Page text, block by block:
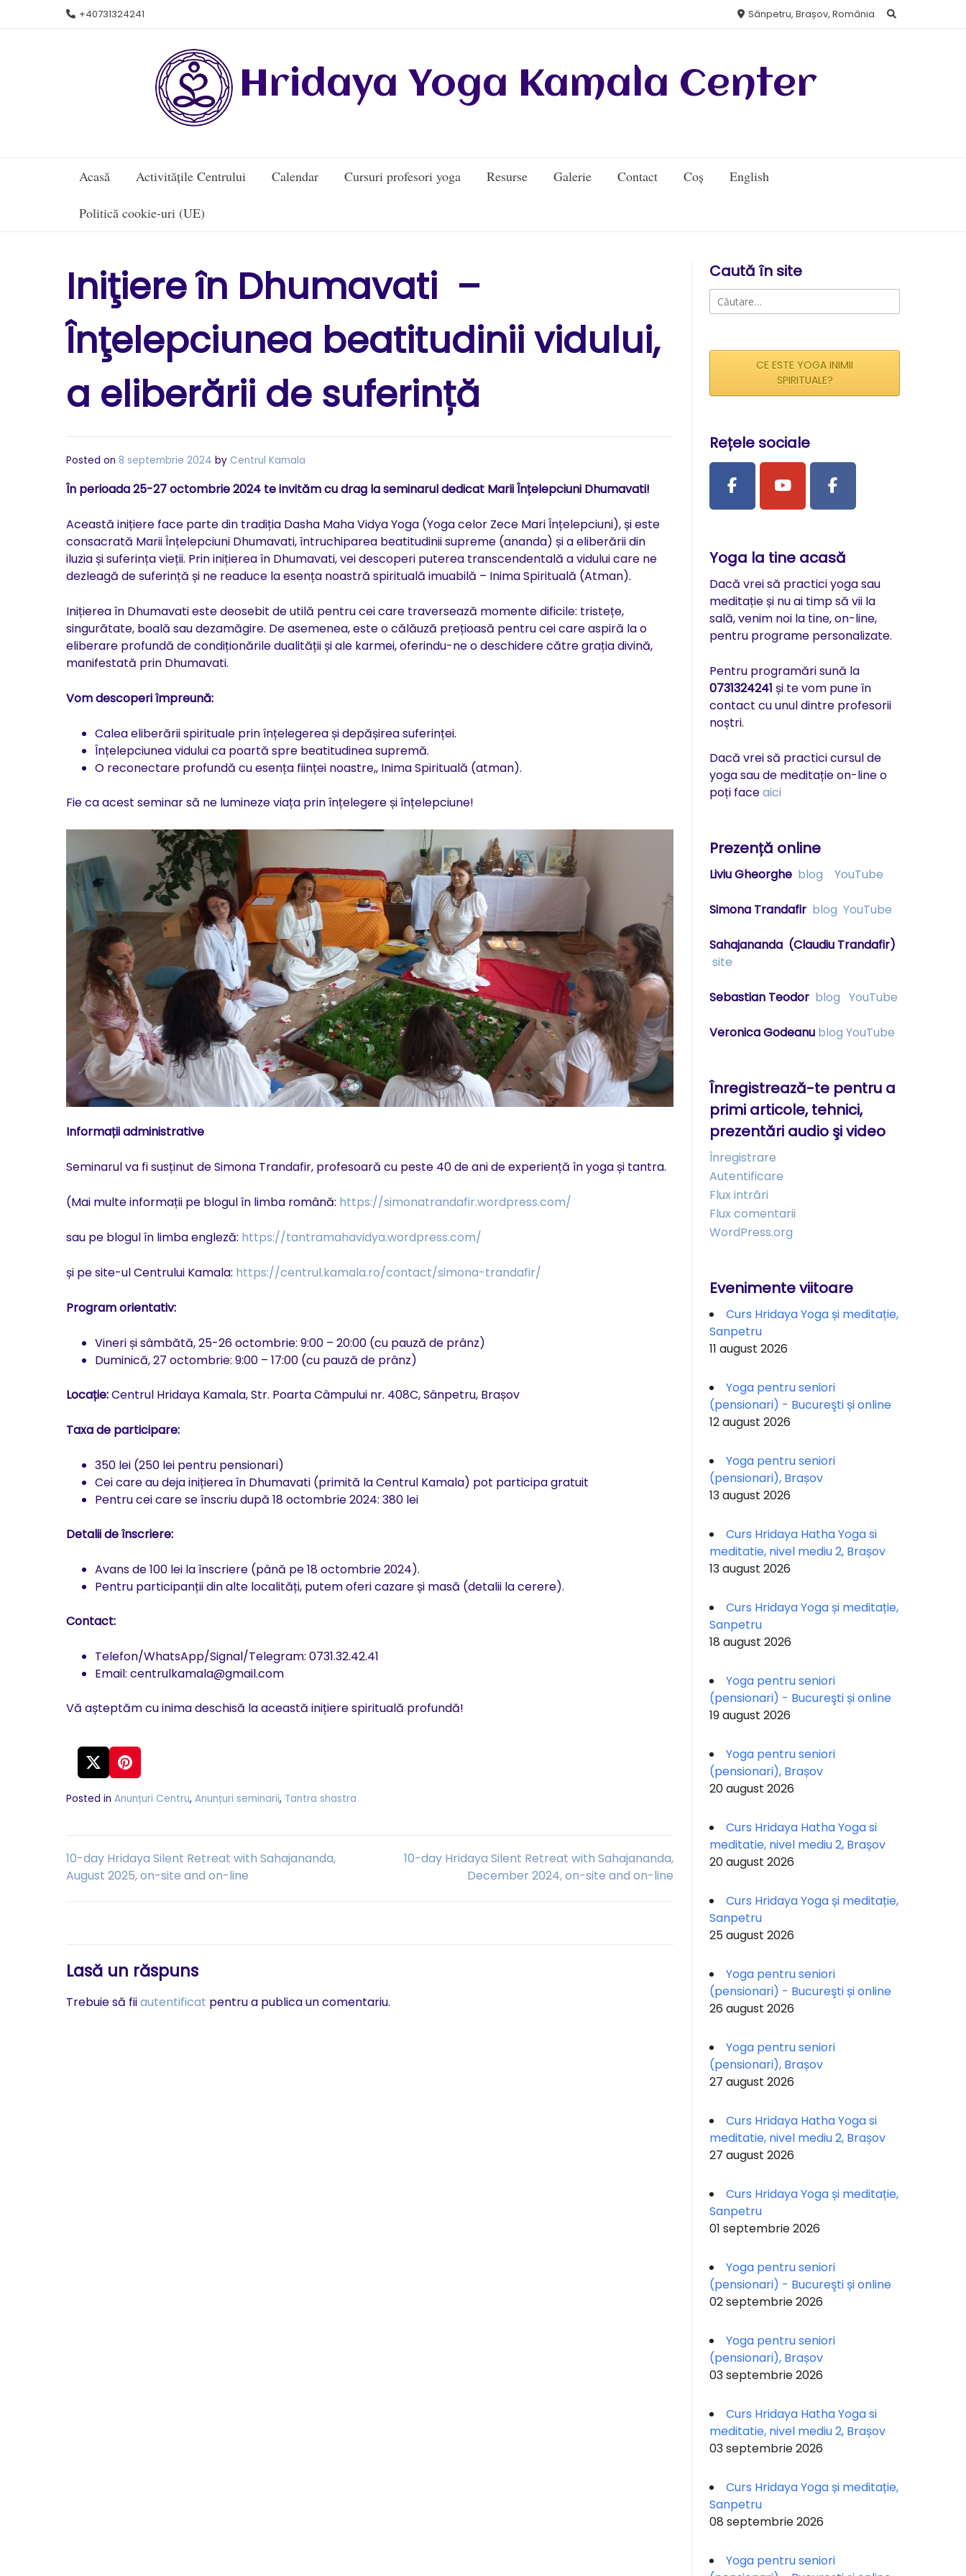
+40731324241 Sânpetru, Brașov, România
Hridaya Yoga Kamala Center
Acasă Activitățile Centrului Calendar Cursuri profesori yoga Resurse Galerie Contact Coș English
Politică cookie-uri (UE)
Iniţiere în Dhumavati –
Înţelepciunea beatitudinii vidului,
a eliberării de suferință
Posted on 8 septembrie 2024 by Centrul Kamala
În perioada 25-27 octombrie 2024 te invităm cu drag la seminarul dedicat Marii Înțelepciuni Dhumavati!
Această inițiere face parte din tradiția Dasha Maha Vidya Yoga (Yoga celor Zece Mari Înțelepciuni), și este
consacrată Marii Înțelepciuni Dhumavati, întruchiparea beatitudinii supreme (ananda) și a eliberării din
iluzia și suferința vieții. Prin inițierea în Dhumavati, vei descoperi puterea transcendentală a vidului care ne
dezleagă de suferință și ne readuce la esența noastră spirituală imuabilă – Inima Spirituală (Atman).
Inițierea în Dhumavati este deosebit de utilă pentru cei care traversează momente dificile: tristețe,
singurătate, boală sau dezamăgire. De asemenea, este o călăuză prețioasă pentru cei care aspiră la o
eliberare profundă de condiționările dualității și ale karmei, oferindu-ne o deschidere către grația divină,
manifestată prin Dhumavati.
Vom descoperi împreună:
Calea eliberării spirituale prin înțelegerea și depășirea suferinței.
Înțelepciunea vidului ca poartă spre beatitudinea supremă.
O reconectare profundă cu esența ființei noastre,, Inima Spirituală (atman).
Fie ca acest seminar să ne lumineze viața prin înțelegere și înțelepciune!
Informații administrative
Seminarul va fi susținut de Simona Trandafir, profesoară cu peste 40 de ani de experiență în yoga și tantra.
(Mai multe informații pe blogul în limba română: https://simonatrandafir.wordpress.com/
sau pe blogul în limba engleză: https://tantramahavidya.wordpress.com/
și pe site-ul Centrului Kamala: https://centrul.kamala.ro/contact/simona-trandafir/
Program orientativ:
Vineri și sâmbătă, 25-26 octombrie: 9:00 – 20:00 (cu pauză de prânz)
Duminică, 27 octombrie: 9:00 – 17:00 (cu pauză de prânz)
Locație:Centrul Hridaya Kamala, Str. Poarta Câmpului nr. 408C, Sânpetru, Brașov
Taxa de participare:
350 lei (250 lei pentru pensionari)
Cei care au deja inițierea în Dhumavati (primită la Centrul Kamala) pot participa gratuit
Pentru cei care se înscriu după 18 octombrie 2024: 380 lei
Detalii de înscriere:
Avans de 100 lei la înscriere (până pe 18 octombrie 2024).
Pentru participanții din alte localități, putem oferi cazare și masă (detalii la cerere).
Contact:
Telefon/WhatsApp/Signal/Telegram: 0731.32.42.41
Email: centrulkamala@gmail.com
Vă așteptăm cu inima deschisă la această inițiere spirituală profundă!
Posted in Anunțuri Centru, Anunțuri seminarii, Tantra shastra
Navigare
10-day Hridaya Silent Retreat with Sahajananda,
August 2025, on-site and on-line
10-day Hridaya Silent Retreat with Sahajananda,
December 2024, on-site and on-line
Lasă un răspuns
Trebuie să fiiautentificat pentru a publica un comentariu.
Caută în site
Caută
după:
CE ESTE YOGA INIMII
SPIRITUALE?
Rețele sociale
Yoga la tine acasă
Dacă vrei să practici yoga sau
meditație și nu ai timp să vii la
sală, venim noi la tine, on-line,
pentru programe personalizate.
Pentru programări sună la
0731324241 și te vom pune în
contact cu unul dintre profesorii
noștri.
Dacă vrei să practici cursul de
yoga sau de meditație on-line o
poți faceaici
Prezență online
Liviu Gheorghe blog YouTube
Simona Trandafir blog YouTube
Sahajananda (Claudiu Trandafir)
site
Sebastian Teodor blog YouTube
Veronica Godeanu blog YouTube
Înregistrează-te pentru a
primi articole, tehnici,
prezentări audio şi video
Înregistrare
Autentificare
Flux intrări
Flux comentarii
WordPress.org
Evenimente viitoare
Curs Hridaya Yoga și meditație,
Sanpetru
11 august 2026
Yoga pentru seniori
(pensionari) - Bucureşti și online
12 august 2026
Yoga pentru seniori
(pensionari), Brașov
13 august 2026
Curs Hridaya Hatha Yoga si
meditatie, nivel mediu 2, Brașov
13 august 2026
Curs Hridaya Yoga și meditație,
Sanpetru
18 august 2026
Yoga pentru seniori
(pensionari) - Bucureşti și online
19 august 2026
Yoga pentru seniori
(pensionari), Brașov
20 august 2026
Curs Hridaya Hatha Yoga si
meditatie, nivel mediu 2, Brașov
20 august 2026
Curs Hridaya Yoga și meditație,
Sanpetru
25 august 2026
Yoga pentru seniori
(pensionari) - Bucureşti și online
26 august 2026
Yoga pentru seniori
(pensionari), Brașov
27 august 2026
Curs Hridaya Hatha Yoga si
meditatie, nivel mediu 2, Brașov
27 august 2026
Curs Hridaya Yoga și meditație,
Sanpetru
01 septembrie 2026
Yoga pentru seniori
(pensionari) - Bucureşti și online
02 septembrie 2026
Yoga pentru seniori
(pensionari), Brașov
03 septembrie 2026
Curs Hridaya Hatha Yoga si
meditatie, nivel mediu 2, Brașov
03 septembrie 2026
Curs Hridaya Yoga și meditație,
Sanpetru
08 septembrie 2026
Yoga pentru seniori